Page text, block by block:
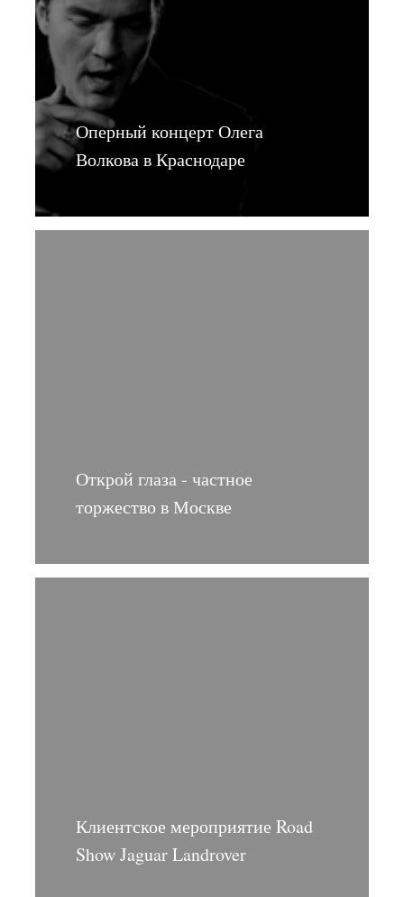
Оперный концерт Олега
Волкова в Краснодаре
Открой глаза - частное
торжество в Москве
Клиентское мероприятие Road
Show Jaguar Landrover